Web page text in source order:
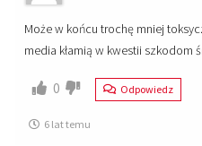
Może w końcu trochę mniej
media kłamią w kwestii szkodom
0 Odpowiedz
6 lat temu